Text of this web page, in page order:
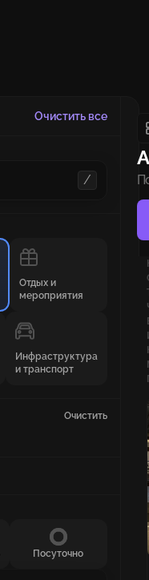
Очистить все
/
Отдых и
мероприятия
Инфраструктура
и транспорт
Очистить
Посуточно